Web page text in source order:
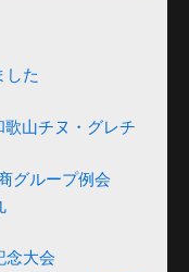
した
山チヌ・グレチ
ループ例会
念大会